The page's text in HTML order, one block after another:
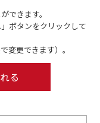
できます。
ボタンをクリックして
変更できます）。